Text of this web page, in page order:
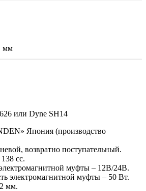
мм
или Dyne SH14
Япония (производство
возвратно поступательный.
сc.
муфты – 12В/24В.
электромагнитной муфты – 50 Вт.
мм.